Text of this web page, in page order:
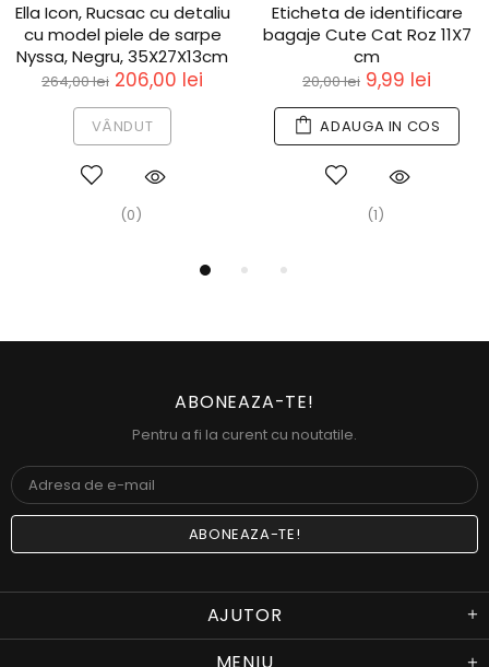
Ella Icon, Rucsac cu detaliu
cu model piele de sarpe
Nyssa, Negru, 35X27X13cm
264,00 lei 206,00 lei
VÂNDUT
(0)
Eticheta de identificare
bagaje Cute Cat Roz 11X7
cm
20,00 lei 9,99 lei
ADAUGA IN COS
(1)
ABONEAZA-TE!
Pentru a fi la curent cu noutatile.
AJUTOR